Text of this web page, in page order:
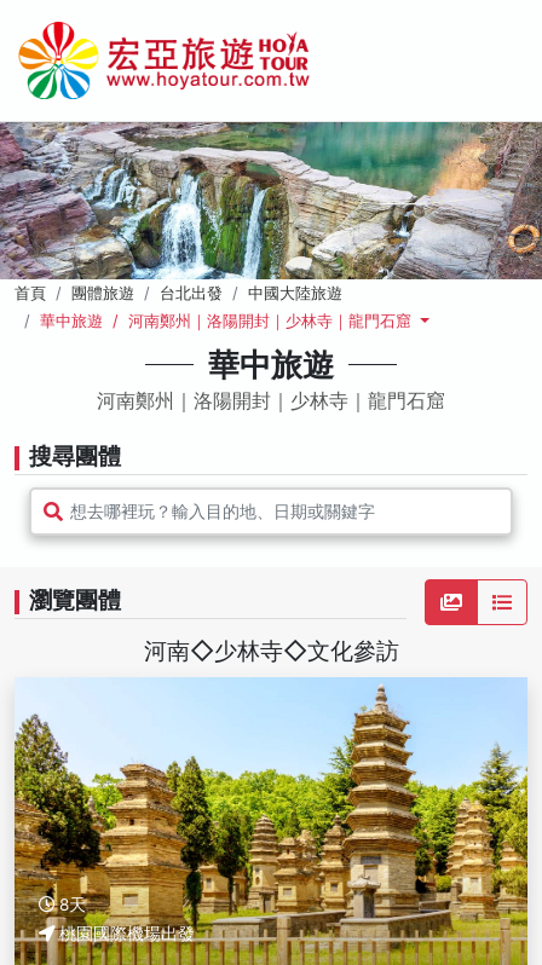
首頁 團體旅遊 台北出發
中國大陸旅遊
華中旅遊 / 河南鄭州｜洛陽開封｜少林寺｜龍門石窟
華中旅遊
河南鄭州｜洛陽開封｜少林寺｜龍門石窟
搜尋團體
想去哪裡玩？輸入目的地、日期或關鍵字
瀏覽團體
河南◇少林寺◇文化參訪
8天
桃園國際機場出發